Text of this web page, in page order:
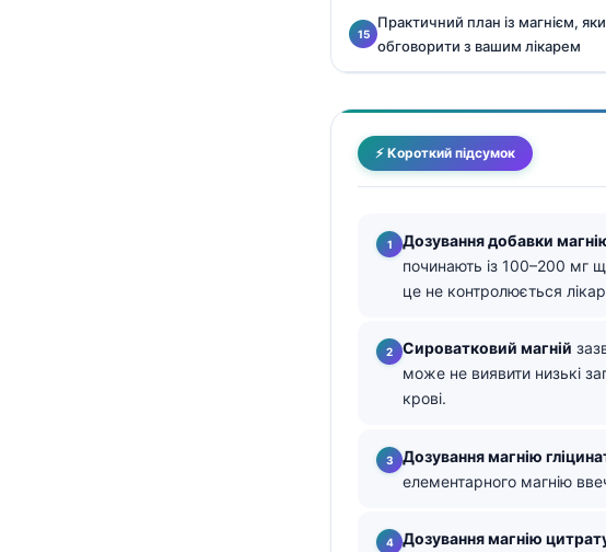
Практичний план із магнієм,
обговорити з вашим лікарем
⚡ Короткий підсумок
Дозування добавки
починають із 100–200 мг
це не контролюється
Сироватковий магній
може не виявити низькі
крові.
Дозування магнію
елементарного магнію
Дозування магнію